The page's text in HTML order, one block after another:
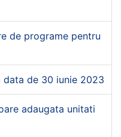
de programe pentru
data de 30 iunie 2023
adaugata unitati